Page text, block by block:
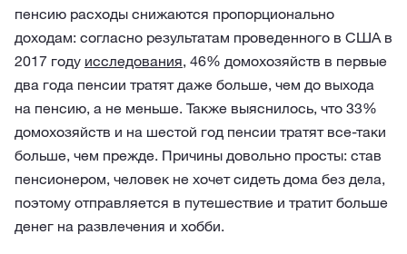
пенсию расходы снижаются пропорционально
доходам: согласно результатам проведенного в США в
2017 году исследования, 46% домохозяйств в первые
два года пенсии тратят даже больше, чем до выхода
на пенсию, а не меньше. Также выяснилось, что 33%
домохозяйств и на шестой год пенсии тратят все-таки
больше, чем прежде. Причины довольно просты: став
пенсионером, человек не хочет сидеть дома без дела,
поэтому отправляется в путешествие и тратит больше
денег на развлечения и хобби.